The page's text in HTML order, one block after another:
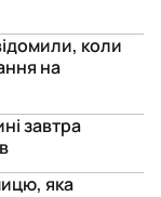
коли
на
завтра
яка